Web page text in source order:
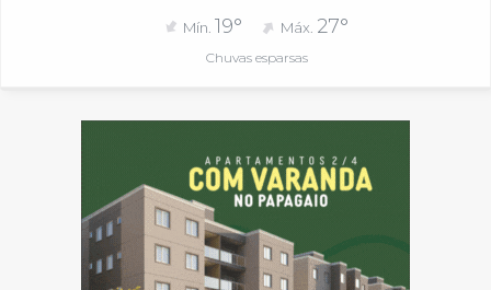
Mín. 19° Máx. 27°
Chuvas esparsas